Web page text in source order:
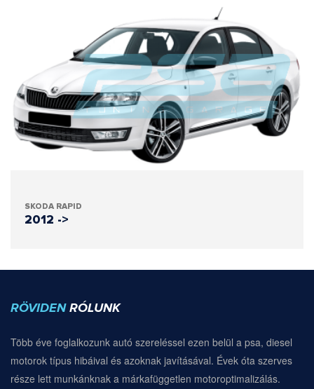
SKODA RAPID
2012 ->
RÖVIDEN RÓLUNK
Több éve foglalkozunk autó szereléssel ezen belül a psa, diesel
motorok típus hibáival és azoknak javításával. Évek óta szerves
része lett munkánknak a márkafüggetlen motoroptimalizálás.